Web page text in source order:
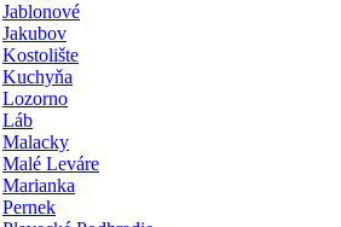
Jablonové
Jakubov
Kostolište
Kuchyňa
Lozorno
Láb
Malacky
Malé Leváre
Marianka
Pernek